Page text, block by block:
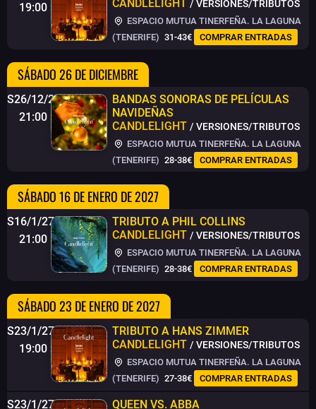
19:00 CANDLELIGHT / VERSIONES/TRIBUTOS
ESPACIO MUTUA TINERFEÑA. LA LAGUNA
(TENERIFE) 31-43€ COMPRAR ENTRADAS
SÁBADO 26 DE DICIEMBRE
S26/12/26
21:00
BANDAS SONORAS DE PELÍCULAS
NAVIDEÑAS
CANDLELIGHT / VERSIONES/TRIBUTOS
ESPACIO MUTUA TINERFEÑA. LA LAGUNA
(TENERIFE) 28-38€ COMPRAR ENTRADAS
SÁBADO 16 DE ENERO DE 2027
S16/1/27
21:00
TRIBUTO A PHIL COLLINS
CANDLELIGHT / VERSIONES/TRIBUTOS
ESPACIO MUTUA TINERFEÑA. LA LAGUNA
(TENERIFE) 28-38€ COMPRAR ENTRADAS
SÁBADO 23 DE ENERO DE 2027
S23/1/27
19:00
TRIBUTO A HANS ZIMMER
CANDLELIGHT / VERSIONES/TRIBUTOS
ESPACIO MUTUA TINERFEÑA. LA LAGUNA
(TENERIFE) 27-38€ COMPRAR ENTRADAS
S23/1/27
QUEEN VS. ABBA